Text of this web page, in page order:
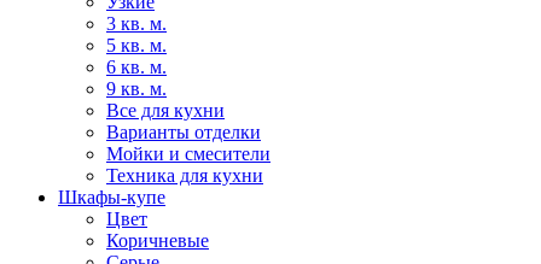
3 кв. м.
5 кв. м.
6 кв. м.
9 кв. м.
Все для кухни
Варианты отделки
Мойки и смесители
Техника для кухни
Шкафы-купе
Цвет
Коричневые